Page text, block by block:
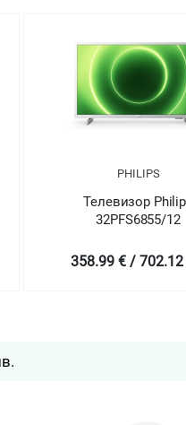
PHILIPS
Телевизор
32PFS6855/12
358.99 € / 702.12